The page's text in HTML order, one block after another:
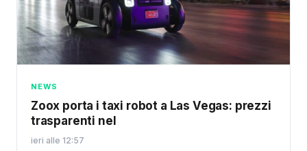
NEWS
Zoox porta i taxi robot a Las Vegas: prezzi
trasparenti nel
ieri alle 12:57